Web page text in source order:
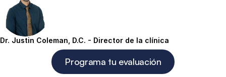
Dr. Justin Coleman, D.C. - Director de la clínica
Programa tu evaluación